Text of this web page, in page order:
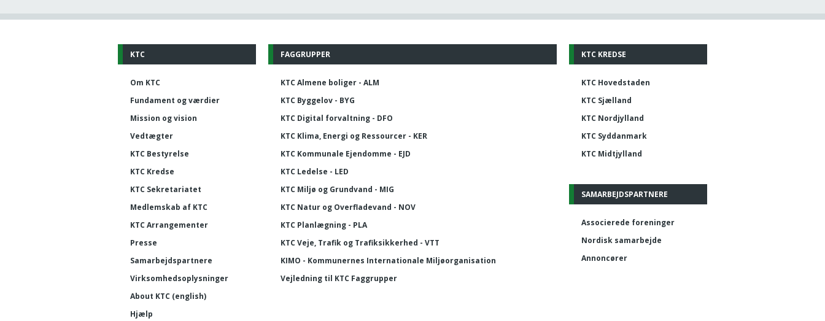
KTC
Om KTC
Fundament og værdier
Mission og vision
Vedtægter
KTC Bestyrelse
KTC Kredse
KTC Sekretariatet
Medlemskab af KTC
KTC Arrangementer
Presse
Samarbejdspartnere
Virksomhedsoplysninger
About KTC (english)
Hjælp
KTC KREDSE
KTC Hovedstaden
KTC Sjælland
KTC Nordjylland
KTC Syddanmark
KTC Midtjylland
SAMARBEJDSPARTNERE
Associerede foreninger
Nordisk samarbejde
Annoncører
FAGGRUPPER
KTC Almene boliger - ALM
KTC Byggelov - BYG
KTC Digital forvaltning - DFO
KTC Klima, Energi og Ressourcer - KER
KTC Kommunale Ejendomme - EJD
KTC Ledelse - LED
KTC Miljø og Grundvand - MIG
KTC Natur og Overfladevand - NOV
KTC Planlægning - PLA
KTC Veje, Trafik og Trafiksikkerhed - VTT
KIMO - Kommunernes Internationale Miljøorganisation
Vejledning til KTC Faggrupper